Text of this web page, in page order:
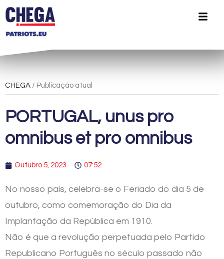
CHEGA / Publicação atual
PORTUGAL, unus pro
omnibus et pro omnibus
Outubro 5, 2023 07:52
No nosso país, celebra-se o Feriado do dia 5 de
outubro, como comemoração do Dia da
Implantação da República em 1910.
Não é que a revolução perpetuada pelo Partido
Republicano Português no século passado não